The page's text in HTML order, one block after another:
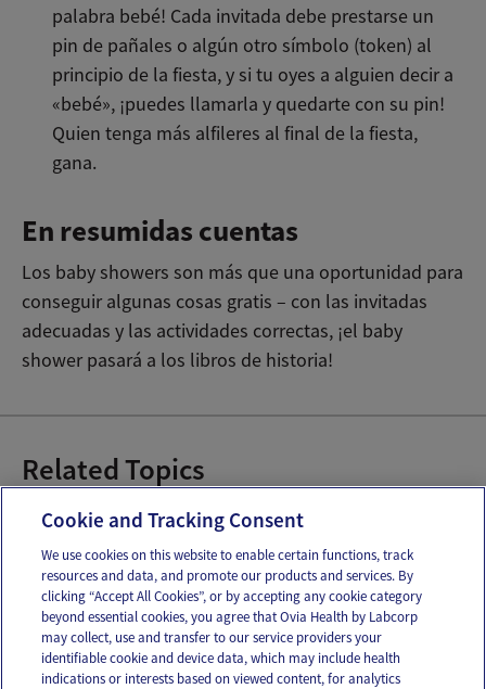
palabra bebé! Cada invitada debe prestarse un
pin de pañales o algún otro símbolo (token) al
principio de la fiesta, y si tu oyes a alguien decir a
«bebé», ¡puedes llamarla y quedarte con su pin!
Quien tenga más alfileres al final de la fiesta,
gana.
En resumidas cuentas
Los baby showers son más que una oportunidad para
conseguir algunas cosas gratis – con las invitadas
adecuadas y las actividades correctas, ¡el baby
shower pasará a los libros de historia!
Related Topics
Ideas de juegos para el Baby Shower
Email Text
OUR APPS
Cookie and Tracking Consent
We use cookies on this website to enable certain functions, track
resources and data, and promote our products and services. By
clicking “Accept All Cookies”, or by accepting any cookie category
beyond essential cookies, you agree that Ovia Health by Labcorp
may collect, use and transfer to our service providers your
identifiable cookie and device data, which may include health
indications or interests based on viewed content, for analytics